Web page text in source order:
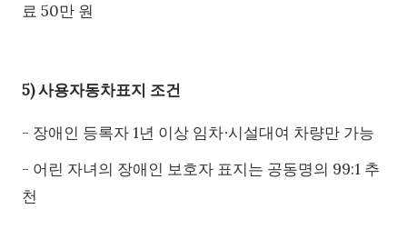
료 50만 원
5) 사용자동차표지 조건
- 장애인 등록자 1년 이상 임차∙시설대여 차량만 가능
- 어린 자녀의 장애인 보호자 표지는 공동명의 99:1 추
천